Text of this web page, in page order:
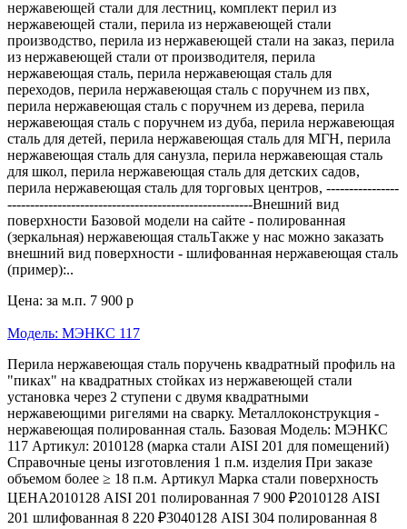
нержавеющей стали для лестниц, комплект перил из
нержавеющей стали, перила из нержавеющей стали
производство, перила из нержавеющей стали на заказ, перила
из нержавеющей стали от производителя, перила
нержавеющая сталь, перила нержавеющая сталь для
переходов, перила нержавеющая сталь с поручнем из пвх,
перила нержавеющая сталь с поручнем из дерева, перила
нержавеющая сталь с поручнем из дуба, перила нержавеющая
сталь для детей, перила нержавеющая сталь для МГН, перила
нержавеющая сталь для санузла, перила нержавеющая сталь
для школ, перила нержавеющая сталь для детских садов,
перила нержавеющая сталь для торговых центров, ----------------
------------------------------------------------------Внешний вид
поверхности Базовой модели на сайте - полированная
(зеркальная) нержавеющая стальТакже у нас можно заказать
внешний вид поверхности - шлифованная нержавеющая сталь
(пример):..
Цена: за м.п. 7 900 р
Модель: МЭНКС 117
Перила нержавеющая сталь поручень квадратный профиль на
"пиках" на квадратных стойках из нержавеющей стали
установка через 2 ступени с двумя квадратными
нержавеющими ригелями на сварку. Металлоконструкция -
нержавеющая полированная сталь. Базовая Модель: МЭНКС
117 Артикул: 2010128 (марка стали AISI 201 для помещений)
Справочные цены изготовления 1 п.м. изделия При заказе
объемом более ≥ 18 п.м. Артикул Марка стали поверхность
ЦЕНА2010128 AISI 201 полированная 7 900 ₽2010128 AISI
201 шлифованная 8 220 ₽3040128 AISI 304 полированная 8